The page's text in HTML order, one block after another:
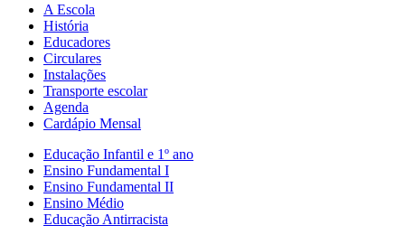
A Escola
História
Educadores
Circulares
Instalações
Transporte escolar
Agenda
Cardápio Mensal
Educação Infantil e 1º ano
Ensino Fundamental I
Ensino Fundamental II
Ensino Médio
Educação Antirracista